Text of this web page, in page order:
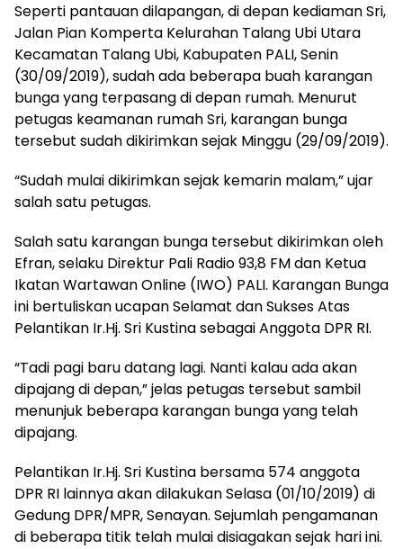
Seperti pantauan dilapangan, di depan kediaman Sri,
Jalan Pian Komperta Kelurahan Talang Ubi Utara
Kecamatan Talang Ubi, Kabupaten PALI, Senin
(30/09/2019), sudah ada beberapa buah karangan
bunga yang terpasang di depan rumah. Menurut
petugas keamanan rumah Sri, karangan bunga
tersebut sudah dikirimkan sejak Minggu (29/09/2019).
“Sudah mulai dikirimkan sejak kemarin malam,” ujar
salah satu petugas.
Salah satu karangan bunga tersebut dikirimkan oleh
Efran, selaku Direktur Pali Radio 93,8 FM dan Ketua
Ikatan Wartawan Online (IWO) PALI. Karangan Bunga
ini bertuliskan ucapan Selamat dan Sukses Atas
Pelantikan Ir.Hj. Sri Kustina sebagai Anggota DPR RI.
“Tadi pagi baru datang lagi. Nanti kalau ada akan
dipajang di depan,” jelas petugas tersebut sambil
menunjuk beberapa karangan bunga yang telah
dipajang.
Pelantikan Ir.Hj. Sri Kustina bersama 574 anggota
DPR RI lainnya akan dilakukan Selasa (01/10/2019) di
Gedung DPR/MPR, Senayan. Sejumlah pengamanan
di beberapa titik telah mulai disiagakan sejak hari ini.